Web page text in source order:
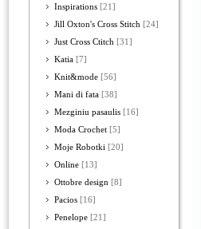
Inspirations [21]
Jill Oxton's Cross Stitch [24]
Just Cross Ctitch [31]
Katia [7]
Knit&mode [56]
Mani di fata [38]
Mezginiu pasaulis [16]
Moda Crochet [5]
Moje Robotki [20]
Online [13]
Ottobre design [8]
Pacios [16]
Penelope [21]